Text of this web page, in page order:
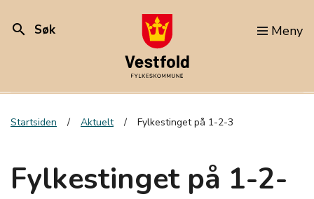
search Søk Meny
Startsiden Aktuelt Fylkestinget på 1-2-3
Fylkestinget på 1-2-